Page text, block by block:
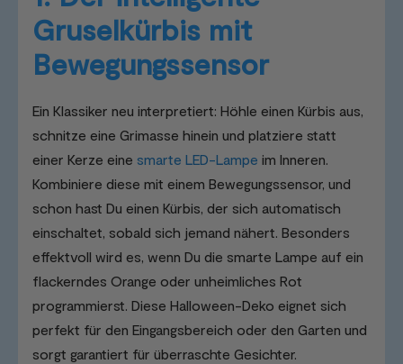
Gruselkürbis mit
Bewegungssensor
Ein Klassiker neu interpretiert: Höhle einen Kürbis aus,
schnitze eine Grimasse hinein und platziere statt
einer Kerze eine smarte LED-Lampe im Inneren.
Kombiniere diese mit einem Bewegungssensor, und
schon hast Du einen Kürbis, der sich automatisch
einschaltet, sobald sich jemand nähert. Besonders
effektvoll wird es, wenn Du die smarte Lampe auf ein
flackerndes Orange oder unheimliches Rot
programmierst. Diese Halloween-Deko eignet sich
perfekt für den Eingangsbereich oder den Garten und
sorgt garantiert für überraschte Gesichter.